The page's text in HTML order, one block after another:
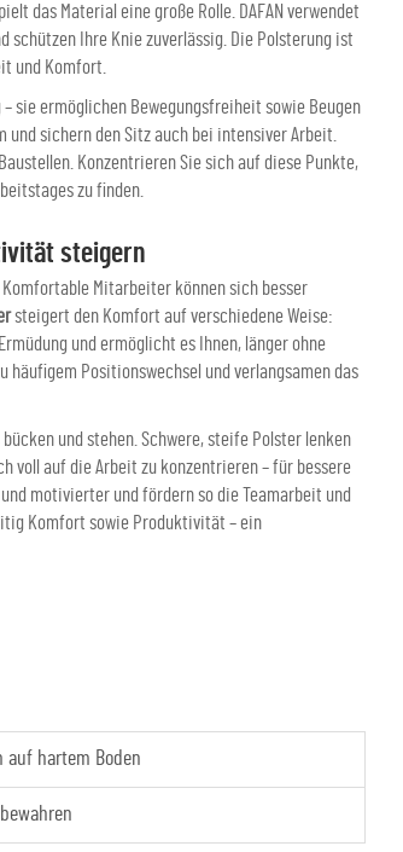
das Material eine große Rolle. DAFAN verwendet
schützen Ihre Knie zuverlässig. Die Polsterung ist
und Komfort.
sie ermöglichen Bewegungsfreiheit sowie Beugen
sichern den Sitz auch bei intensiver Arbeit.
Konzentrieren Sie sich auf diese Punkte,
zu finden.
steigern
Mitarbeiter können sich besser
steigert den Komfort auf verschiedene Weise:
und ermöglicht es Ihnen, länger ohne
häufigem Positionswechsel und verlangsamen das
und stehen. Schwere, steife Polster lenken
voll auf die Arbeit zu konzentrieren – für bessere
motivierter und fördern so die Teamarbeit und
Komfort sowie Produktivität – ein
auf hartem Boden